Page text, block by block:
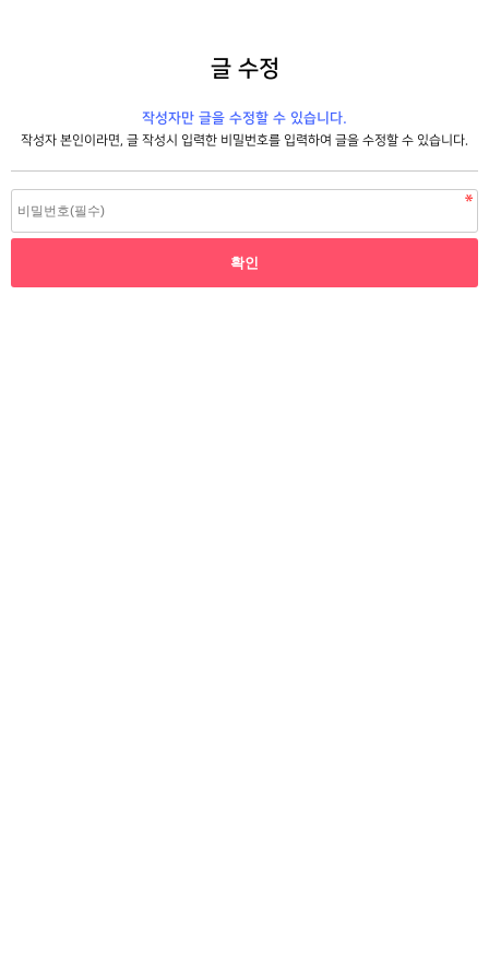
글 수정
작성자만 글을 수정할 수 있습니다.
작성자 본인이라면, 글 작성시 입력한 비밀번호를 입력하여 글을 수정할 수 있습니다.